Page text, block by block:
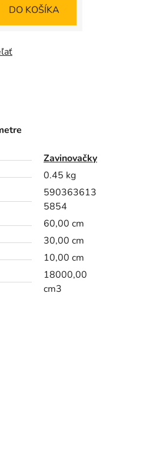
DO KOŠÍKA
Zavinovačky
0.45 kg
590363613
5854
60,00 cm
30,00 cm
10,00 cm
18000,00
cm3